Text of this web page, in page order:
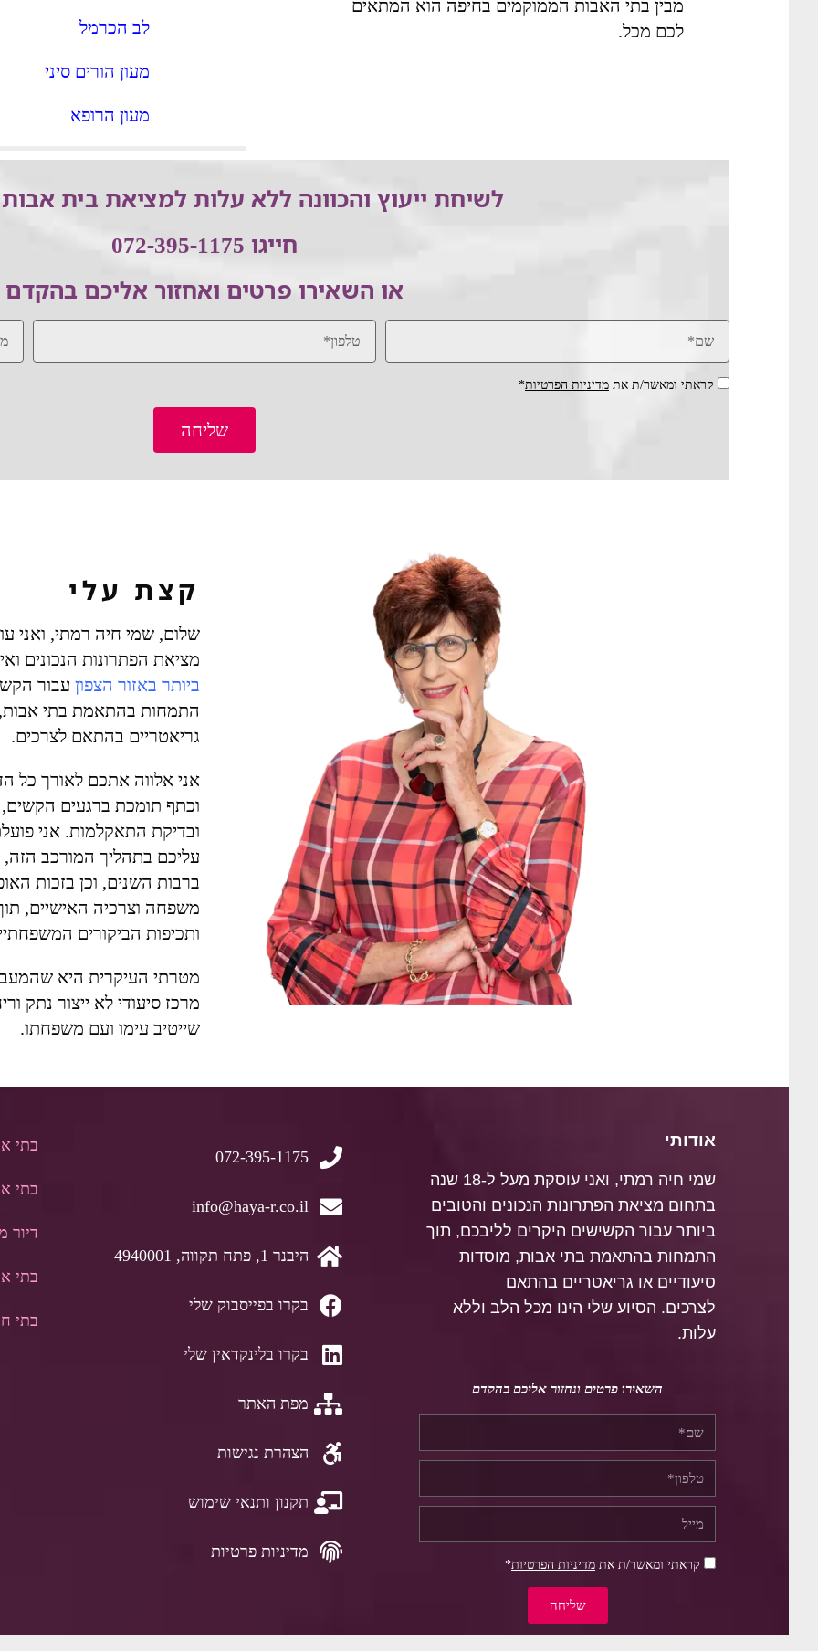
מבין בתי האבות הממוקמים בחיפה הוא המתאים
לכם מכל.
לב הכרמל
מעון הורים סיני
מעון הרופא
לשיחת ייעוץ והכוונה ללא עלות למציאת בית אבות
חייגו 072-395-1175
או השאירו פרטים ואחזור אליכם בהקדם
קראתי ומאשר/ת את מדיניות הפרטיות*
שליחה
קצת עלי
מציאת הפתרונות הנכונים
ביותר באזור הצפוןעבור
התמחות בהתאמת בתי אבות,
גריאטריים בהתאם לצרכים.
אני אלווה אתכם לאורך כל
וכתף תומכת ברגעים
ובדיקת התאקלמות. אני
עליכם בתהליך המורכב הזה,
ברבות השנים, וכן בזכות
משפחה וצרכיה האישיים,
ותכיפות הביקורים
מטרתי העיקרית היא
מרכז סיעודי לא ייצור נתק
שייטיב עימו ועם משפחתו.
אודותי
שמי חיה רמתי, ואני עוסקת מעל ל-18 שנה
בתחום מציאת הפתרונות הנכונים והטובים
ביותר עבור הקשישים היקרים לליבכם, תוך
התמחות בהתאמת בתי אבות, מוסדות
סיעודיים או גריאטריים בהתאם
לצרכים. הסיוע שלי הינו מכל הלב וללא
עלות.
השאירו פרטים ונחזור אליכם בהקדם
קראתי ומאשר/ת את מדיניות הפרטיות*
שליחה
072-395-1175
info@haya-r.co.il
היבנר 1, פתח תקווה, 4940001
בקרו בפייסבוק שלי
בקרו בלינקדאין שלי
מפת האתר
הצהרת נגישות
תקנון ותנאי שימוש
מדיניות פרטיות
בתי
בתי
דיור
בתי
בתי